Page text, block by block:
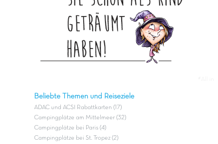
Beliebte Themen und Reiseziele
ADAC und ACSI Rabattkarten (17)
Campingplätze am Mittelmeer (32)
Campingplätze bei Paris (4)
Campingplätze bei St. Tropez (2)